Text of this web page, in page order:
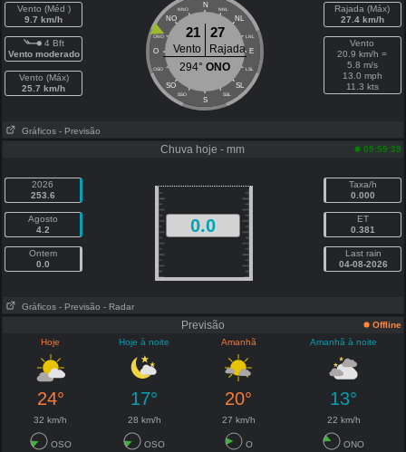
Vento (Méd )
9.7 km/h
4 Bft
Vento moderado
Vento (Máx)
25.7 km/h
N
NNO NNL
NO NL
ONO LNL
O E
OSO LSL
SO SL
SSO SSL
S
21 27
Vento
Rajada
294° ONO
Rajada (Máx)
27.4 km/h
Vento
20.9 km/h =
5.8 m/s
13.0 mph
11.3 kts
Gráficos - Previsão
Chuva hoje - mm 09:59:39
2026
253.6
Agosto
4.2
Ontem
0.0
0.0
Taxa/h
0.000
ET
0.381
Last rain
04-08-2026
Gráficos - Previsão - Radar
Previsão
Offline
Hoje
Hoje à noite Amanhã Amanhã à noite
24° 17° 20° 13°
32 km/h 28 km/h 27 km/h 22 km/h
OSO OSO O
ONO